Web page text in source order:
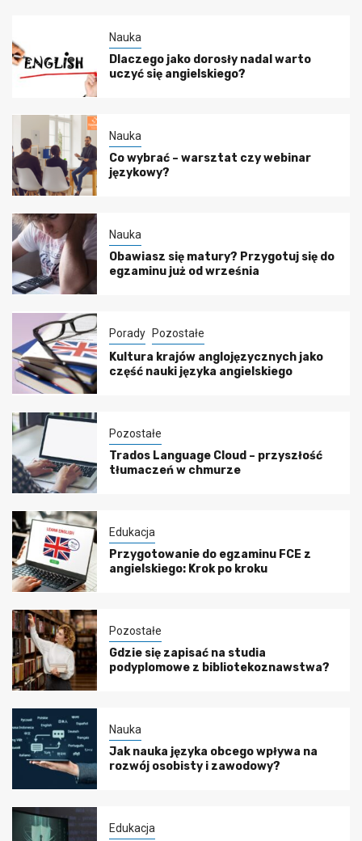
Nauka
Dlaczego jako dorosły nadal warto
uczyć się angielskiego?
Nauka
Co wybrać – warsztat czy webinar
językowy?
Nauka
Obawiasz się matury? Przygotuj się do
egzaminu już od września
Porady Pozostałe
Kultura krajów anglojęzycznych jako
część nauki języka angielskiego
Pozostałe
Trados Language Cloud – przyszłość
tłumaczeń w chmurze
Edukacja
Przygotowanie do egzaminu FCE z
angielskiego: Krok po kroku
Pozostałe
Gdzie się zapisać na studia
podyplomowe z bibliotekoznawstwa?
Nauka
Jak nauka języka obcego wpływa na
rozwój osobisty i zawodowy?
Edukacja